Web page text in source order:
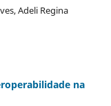
Adeli Regina
na